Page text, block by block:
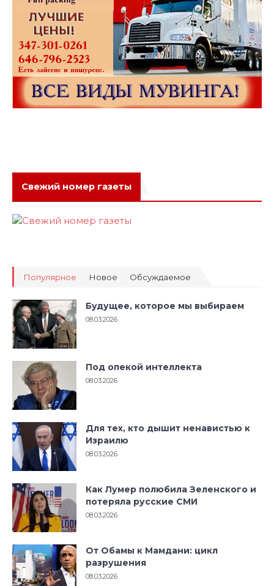
Свежий номер газеты
Популярное Новое Обсуждаемое
Будущее, которое мы выбираем
08.03.2026
Под опекой интеллекта
08.03.2026
Для тех, кто дышит ненавистью к
Израилю
08.03.2026
Как Лумер полюбила Зеленского и
потеряла русские СМИ
08.03.2026
От Обамы к Мамдани: цикл
разрушения
08.03.2026